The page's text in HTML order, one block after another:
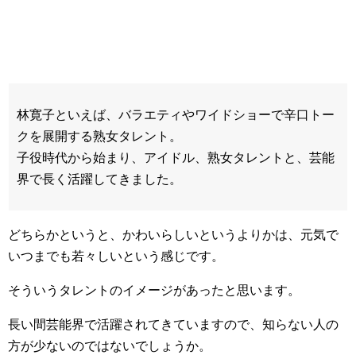
林寛子といえば、バラエティやワイドショーで辛口トー
クを展開する熟女タレント。
子役時代から始まり、アイドル、熟女タレントと、芸能
界で長く活躍してきました。
どちらかというと、かわいらしいというよりかは、元気で
いつまでも若々しいという感じです。
そういうタレントのイメージがあったと思います。
長い間芸能界で活躍されてきていますので、知らない人の
方が少ないのではないでしょうか。